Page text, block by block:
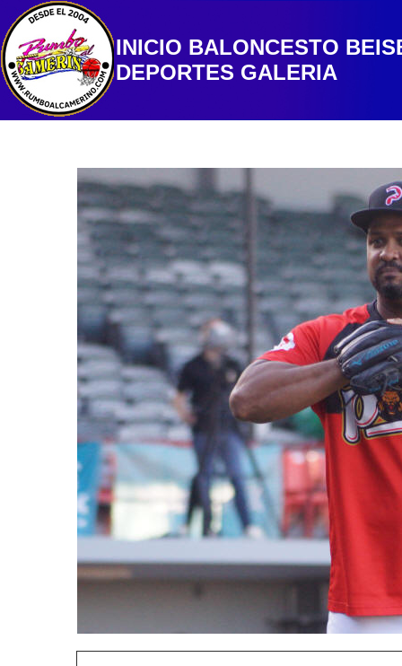
INICIO BALONCESTO
DEPORTES GALERIA